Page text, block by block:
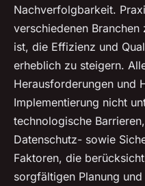
Nachverfolgbarkeit.
verschiedenen
ist, die Effizienz und
erheblich zu steigern.
Herausforderungen und
Implementierung nicht
technologische
Datenschutz- sowie
Faktoren, die
sorgfältigen Planung